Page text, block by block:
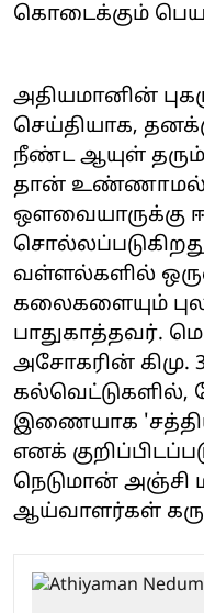
கொடைக்கும்
அதியமானின்
செய்தியாக,
நீண்ட ஆயுள்
தான் உண்ணாமல்,
ஔவையாருக்கு
வள்ளல்களில்
கலைகளையும்
பாதுகாத்தவர்.
அசோகரின்
கல்வெட்டுகளில்,
இணையாக
எனக்
நெடுமான் அஞ்சி
ஆய்வாளர்கள்